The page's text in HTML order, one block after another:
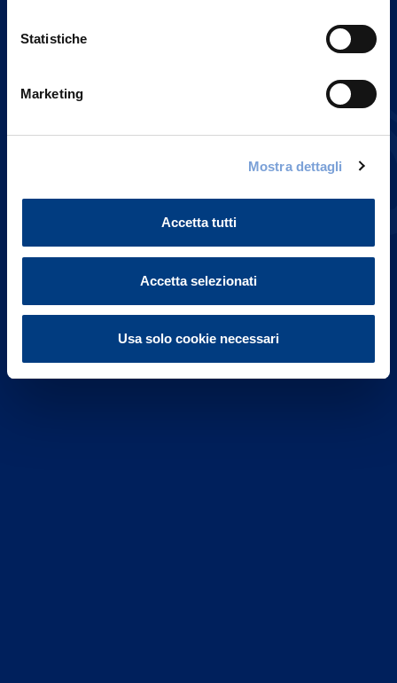
Statistiche
Marketing
Mostra dettagli
Accetta tutti
Accetta selezionati
Usa solo cookie necessari